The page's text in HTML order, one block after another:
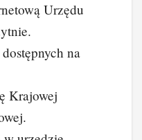
Urzędu
na
Krajowej